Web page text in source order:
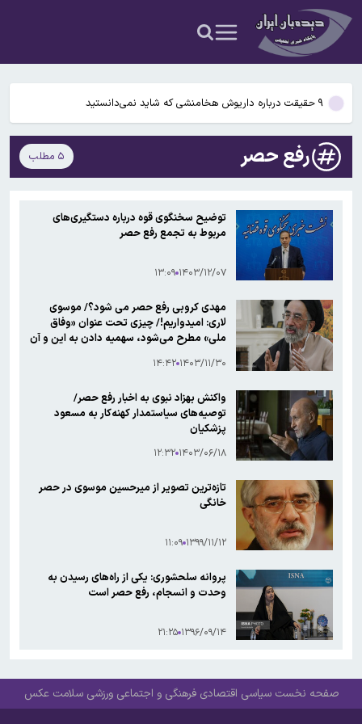
شدن مغز انسان کمک کردند؟
آمریکا ۵ فرد و ۱۳ شرکت و صرافی را تحریم کرد+اسامی
آمریکا آبان تتر را تحریم کرد؛ یک صرافی ایرانی دیگر در فهرست تحریم‌های
رمزارزی ایالات متحده قرار گرفت
۹ حقیقت درباره داریوش هخامنشی که شاید نمی‌دانستید
بیفوما در پرسپولیس ماندنی شد
سوختی فراموش‌شده در مسیر تکامل مغز؛ آیا میوه و عسل به بزرگ‌تر
آمریکا ۵ فرد و ۱۳ شرکت و صرافی را تحریم کرد+اسامی
آمریکا آبان تتر را تحریم کرد؛ یک صرافی ایرانی دیگر در فهرست تحریم‌های
رمزارزی ایالات متحده قرار گرفت
رفع حصر ۵ مطلب
توضیح سخنگوی قوه درباره دستگیری‌های
مربوط به تجمع رفع حصر
۱۴۰۳/۱۲/۰۷ ۱۳:۰۹
مهدی کروبی رفع حصر می شود؟/ موسوی
لاری: امیدواریم!/ چیزی تحت عنوان «وفاق
ملی» مطرح می‌شود، سهمیه دادن به این و آن
۱۴۰۳/۱۱/۳۰ ۱۴:۴۲
واکنش بهزاد نبوی به اخبار رفع حصر/
توصیه‌های سیاستمدار کهنه‌کار به مسعود
پزشکیان
۱۴۰۳/۰۶/۱۸ ۱۲:۳۲
تازه‌ترین تصویر از میرحسین موسوی در حصر
خانگی
۱۳۹۹/۱۱/۱۲ ۱۱:۰۹
پروانه سلحشوری: یکی از راه‌های رسیدن به
وحدت و انسجام، رفع حصر است
۱۳۹۶/۰۹/۱۴ ۲۱:۲۵
صفحه نخست سیاسی اقتصادی فرهنگی و اجتماعی ورزشی سلامت عکس